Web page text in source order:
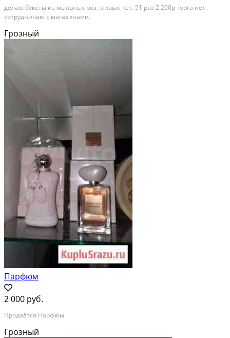
делаю букеты из мыльных роз. живых нет. 51 роз 2.200р торга нет.
сотрудничаю с магазинами.
Грозный
Парфюм
2 000 руб.
Продаётся Парфюм
Грозный